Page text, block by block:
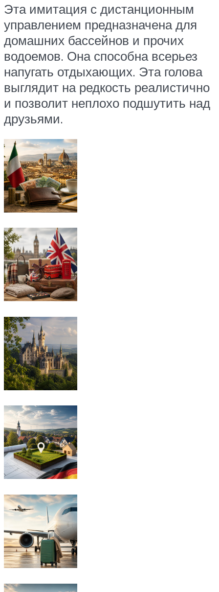
Эта имитация с дистанционным
управлением предназначена для
домашних бассейнов и прочих
водоемов. Она способна всерьез
напугать отдыхающих. Эта голова
выглядит на редкость реалистично
и позволит неплохо подшутить над
друзьями.